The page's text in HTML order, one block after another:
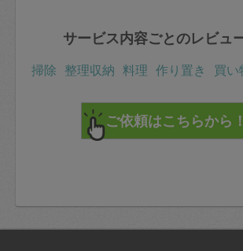
サービス内容ごとのレビュ
掃除 整理収納 料理 作り置き 買い